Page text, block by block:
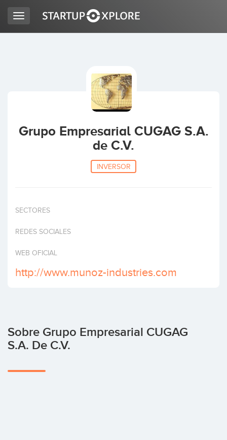
ACCESO
Inicio
Toggle
navigation
Grupo Empresarial CUGAG S.A.
de C.V.
INVERSOR
SECTORES
REDES SOCIALES
WEB OFICIAL
http://www.munoz-industries.com
Sobre Grupo Empresarial CUGAG
S.A. De C.V.